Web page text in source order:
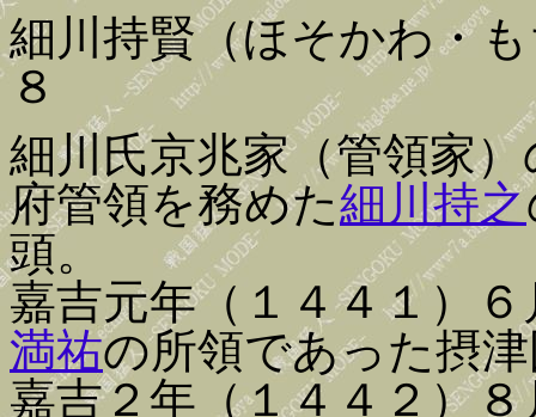
細川持賢（ほそかわ・
８
細川氏京兆家（管領家
府管領を務めた細川持之
頭。
嘉吉元年（１４４１）６
満祐の所領であった摂
嘉吉２年（１４４２）